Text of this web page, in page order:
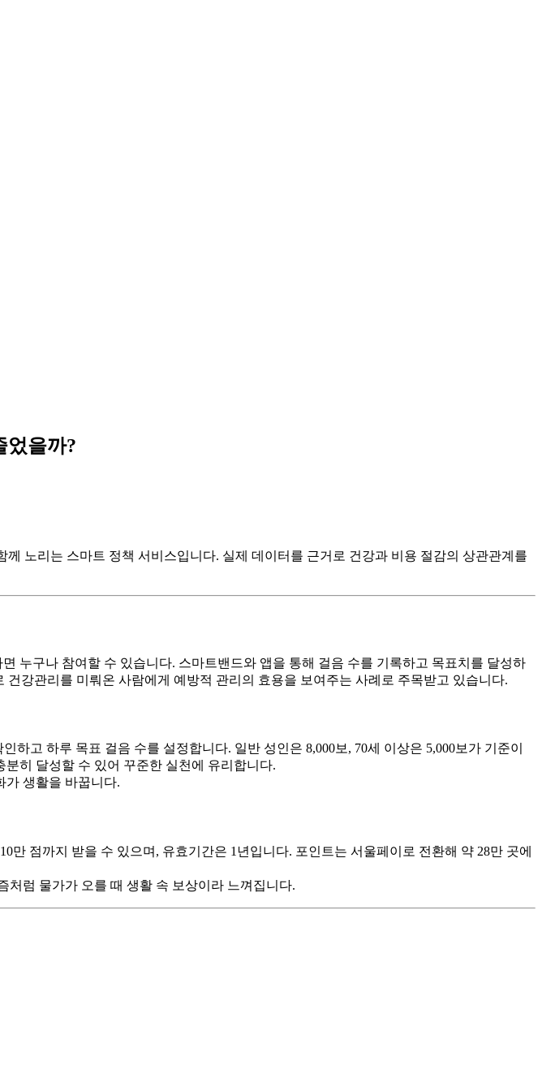
었을까?
노리는 스마트 정책 서비스입니다. 실제 데이터를 근거로 건강과 비용 절감의 상관관계를
누구나 참여할 수 있습니다. 스마트밴드와 앱을 통해 걸음 수를 기록하고 목표치를 달성하
강관리를 미뤄온 사람에게 예방적 관리의 효용을 보여주는 사례로 주목받고 있습니다.
고 하루 목표 걸음 수를 설정합니다. 일반 성인은 8,000보, 70세 이상은 5,000보가 기준이
히 달성할 수 있어 꾸준한 실천에 유리합니다.
가 생활을 바꿉니다.
점까지 받을 수 있으며, 유효기간은 1년입니다. 포인트는 서울페이로 전환해 약 28만 곳에
처럼 물가가 오를 때 생활 속 보상이라 느껴집니다.